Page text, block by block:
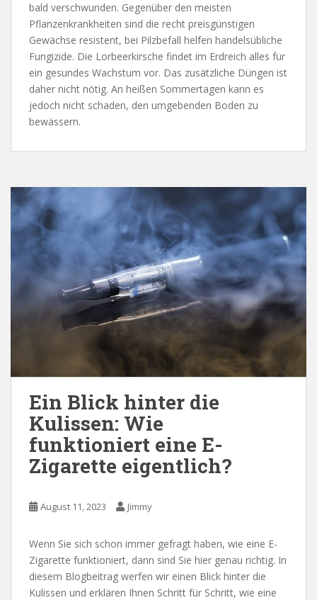
bald verschwunden. Gegenüber den meisten
Pflanzenkrankheiten sind die recht preisgünstigen
Gewächse resistent, bei Pilzbefall helfen handelsübliche
Fungizide. Die Lorbeerkirsche findet im Erdreich alles für
ein gesundes Wachstum vor. Das zusätzliche Düngen ist
daher nicht nötig. An heißen Sommertagen kann es
jedoch nicht schaden, den umgebenden Boden zu
bewässern.
Ein Blick hinter die
Kulissen: Wie
funktioniert eine E-
Zigarette eigentlich?
August 11, 2023 Jimmy
Wenn Sie sich schon immer gefragt haben, wie eine E-
Zigarette funktioniert, dann sind Sie hier genau richtig. In
diesem Blogbeitrag werfen wir einen Blick hinter die
Kulissen und erklären Ihnen Schritt für Schritt, wie eine